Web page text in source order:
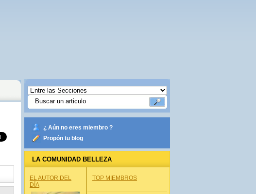
¿ Aún no eres miembro ?
Propón tu blog
LA COMUNIDAD BELLEZA
EL AUTOR DEL
DÍA
TOP MIEMBROS